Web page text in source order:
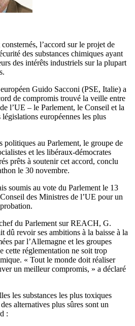
l’accord sur le projet de
des substances chimiques ayant
des intérêts industriels sur la plupart
Guido Sacconi (PSE, Italie) a
de compromis trouvé la veille entre
l’UE – le Parlement, le Conseil et la
européennes les plus
politiques au Parlement, le groupe de
et les libéraux-démocrates
prêts à soutenir cet accord, conclu
le 30 novembre.
soumis au vote du Parlement le 13
des Ministres de l’UE pour un
du Parlement sur REACH, G.
dû revoir ses ambitions à la baisse à la
par l’Allemagne et les groupes
cette réglementation ne soit trop
« Tout le monde doit réaliser
un meilleur compromis, » a déclaré
les substances les plus toxiques
alternatives plus sûres sont un
: